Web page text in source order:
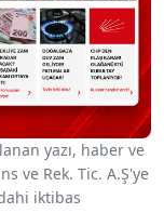
yazı, haber ve
ve Rek. Tic. A.Ş'ye
iktibas